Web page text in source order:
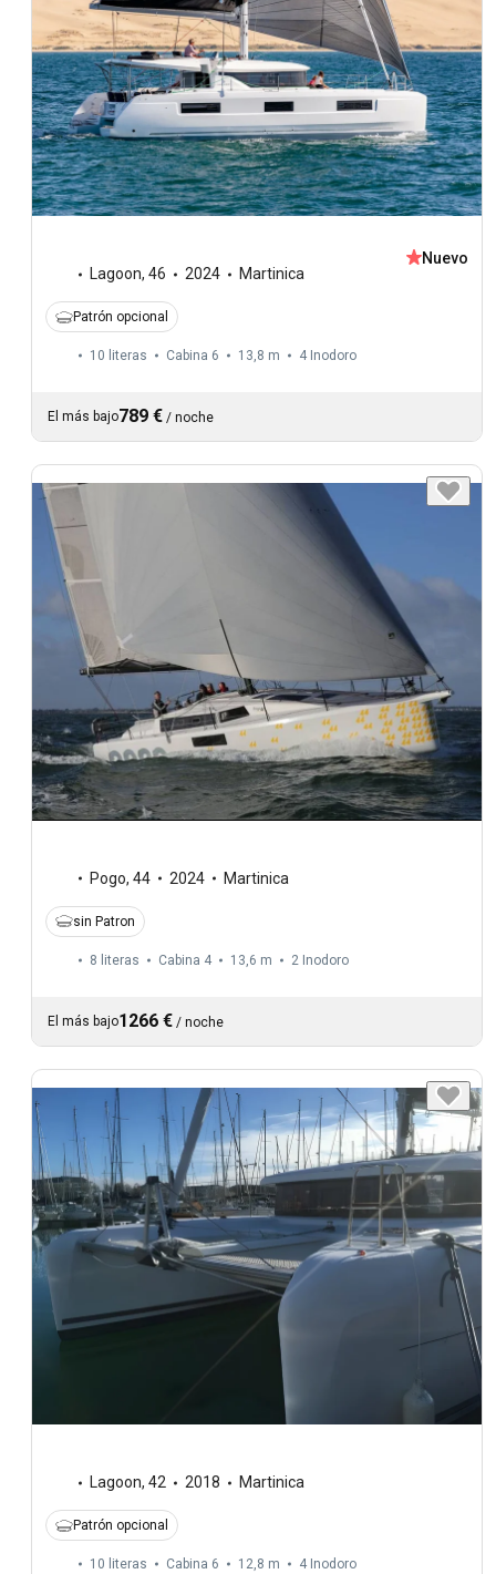
Lagoon, 46 2024 Martinica
Nuevo
Patrón opcional
10 literas Cabina 6 13,8 m 4 Inodoro
El más bajo789 € / noche
Pogo, 44 2024 Martinica
sin Patron
8 literas Cabina 4 13,6 m 2 Inodoro
El más bajo1266 € / noche
Lagoon, 42 2018 Martinica
Patrón opcional
10 literas Cabina 6 12,8 m 4 Inodoro